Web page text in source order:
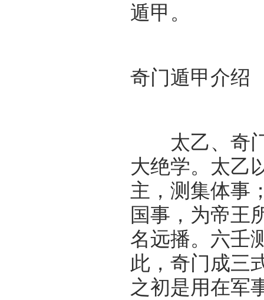
遁甲。
奇门遁甲介绍
太乙、奇门
大绝学。太乙
主，测集体事
国事，为帝王
名远播。六壬
此，奇门成三
之初是用在军